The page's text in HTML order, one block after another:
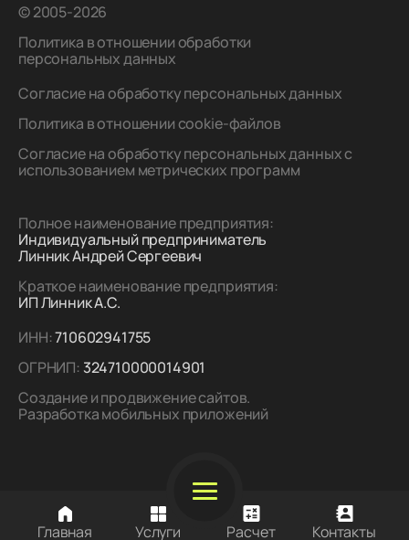
Главная Услуги Расчет Контакты
© 2005-2026
Политика в отношении обработки
персональных данных
Полное наименование предприятия:
Индивидуальный предприниматель
Линник Андрей Сергеевич
Краткое наименование предприятия:
ИП Линник А.С.
ИНН:710602941755
ОГРНИП: 324710000014901
Создание и продвижение сайтов.
Разработка мобильных приложений
Согласие на обработку персональных данных
Политика в отношении cookie-файлов
Согласие на обработку персональных данных с
использованием метрических программ